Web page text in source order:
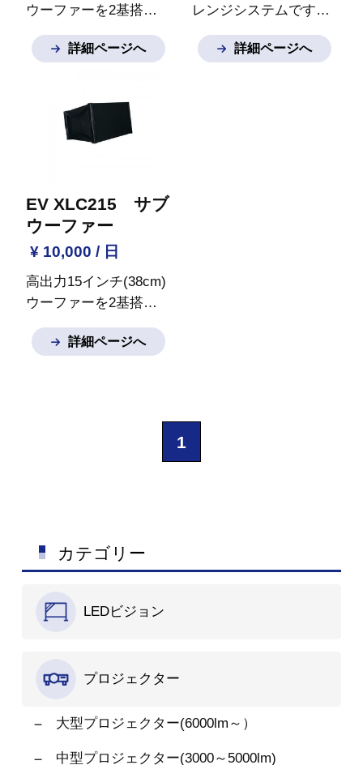
カテゴリー
LEDビジョン
プロジェクター
大型プロジェクター(6000lm～）
中型プロジェクター(3000～5000lm)
※ご質問など御座いま
したらお気軽にお問い
合わせください。
ウーファーを2基搭載
ープな低音をスムーズ
ご質問など御座いまし
たらお気軽にお問い合
詳細ページへ
レンジシステムです。
低域1-高域内蔵(内部に
詳細ページへ
EV XLC215 サブ
ウーファー
¥ 10,000 / 日
高出力15インチ(38cm)
ウーファーを2基搭載
したサブウーファーシ
ステムです。AGCD連
詳細ページへ
1